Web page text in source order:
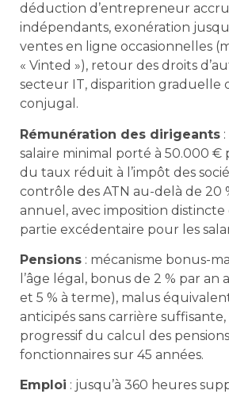
déduction d’entrepreneur
indépendants, exonération
ventes en ligne occasionnelles
« Vinted »), retour des droits
secteur IT, disparition graduelle
conjugal.
Rémunération des dirigeants
salaire minimal porté à 50.000 €
du taux réduit à l’impôt des
contrôle des ATN au-delà de 20
annuel, avec imposition distincte
partie excédentaire pour les
Pensions : mécanisme bonus-
l’âge légal, bonus de 2 % par an
et 5 % à terme), malus
anticipés sans carrière
progressif du calcul des
fonctionnaires sur 45 années.
Emploi : jusqu’à 360 heures